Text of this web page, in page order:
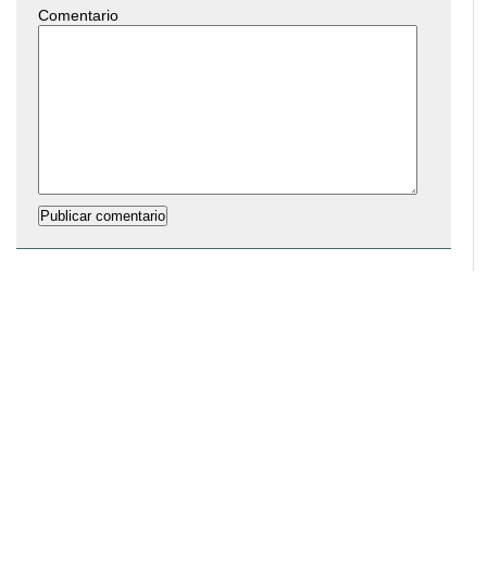
Comentario